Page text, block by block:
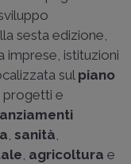
sesta edizione,
imprese, istituzioni
sul piano
progetti e
sanità
agricoltura e